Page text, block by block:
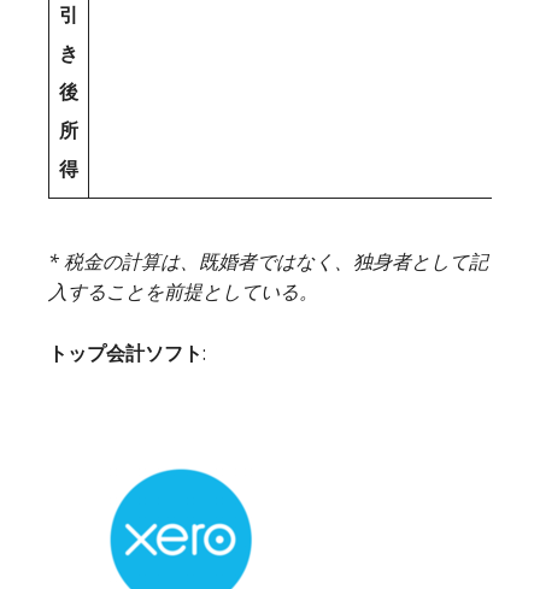
引
き
後
所
得
* 税金の計算は、既婚者ではなく、独身者として記
入することを前提としている。
トップ会計ソフト: